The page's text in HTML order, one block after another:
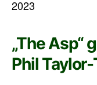
„The Asp“
Phil